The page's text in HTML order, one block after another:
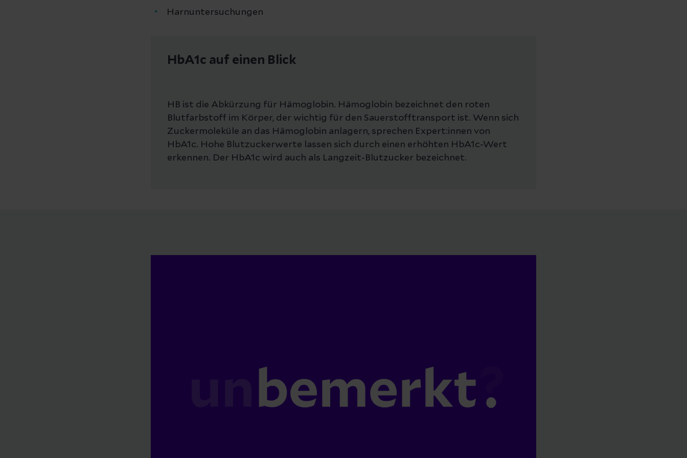
Harnuntersuchungen
HbA1c auf einen Blick
HB ist die Abkürzung für Hämoglobin. Hämoglobin bezeichnet den roten
Blutfarbstoff im Körper, der wichtig für den Sauerstofftransport ist. Wenn sich
Zuckermoleküle an das Hämoglobin anlagern, sprechen Expert:innen von
HbA1c. Hohe Blutzuckerwerte lassen sich durch einen erhöhten HbA1c-Wert
erkennen. Der HbA1c wird auch als Langzeit-Blutzucker bezeichnet.